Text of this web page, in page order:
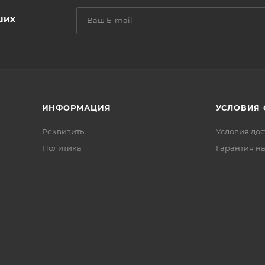
ИНФОРМАЦИЯ
Реквизиты
Политика
УСЛОВИЯ
Условия
Гарантия